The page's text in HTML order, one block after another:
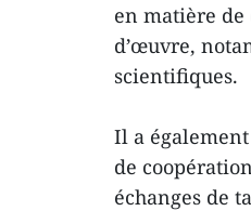
en matière de
d’œuvre,
scientifiques.
Il a
de
échanges de